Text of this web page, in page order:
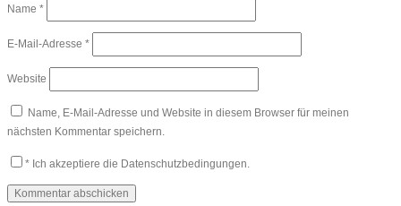
Name *
E-Mail-Adresse *
Website
Name, E-Mail-Adresse und Website in diesem Browser für meinen
nächsten Kommentar speichern.
* Ich akzeptiere die Datenschutzbedingungen.